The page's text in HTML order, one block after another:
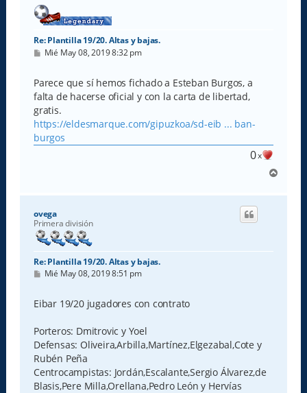
Re: Plantilla 19/20. Altas y bajas.
M
s
a
j
e
Mié May 08, 2019 8:32 pm
Parece que sí hemos fichado a Esteban Burgos, a
falta de hacerse oficial y con la carta de libertad,
gratis.
https://eldesmarque.com/gipuzkoa/sd-eib ... ban-
burgos
0x
r
ovega
Primera división
Re: Plantilla 19/20. Altas y bajas.
M
s
a
e
Mié May 08, 2019 8:51 pm
Eibar 19/20 jugadores con contrato
Porteros: Dmitrovic y Yoel
Defensas: Oliveira,Arbilla,Martínez,Elgezabal,Cote y
Rubén Peña
Centrocampistas: Jordán,Escalante,Sergio Álvarez,de
Blasis,Pere Milla,Orellana,Pedro León y Hervías